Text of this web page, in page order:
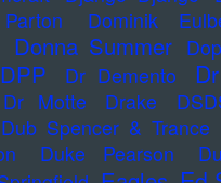
Dominik
Donna Summer
DPP Dr Demento
Dr Motte Drake
Dub Spencer & Trance
Duke Pearson